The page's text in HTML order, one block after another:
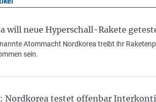
will neue Hyperschall-Rakete
Atommacht Nordkorea treibt ihr
sein.
Nordkorea testet offenbar